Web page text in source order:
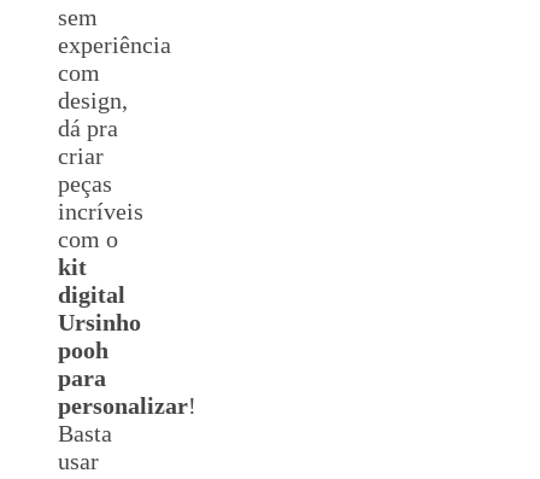
sem
experiência
com
design,
dá pra
criar
peças
incríveis
com o
kit
digital
Ursinho
pooh
para
personalizar!
Basta
usar